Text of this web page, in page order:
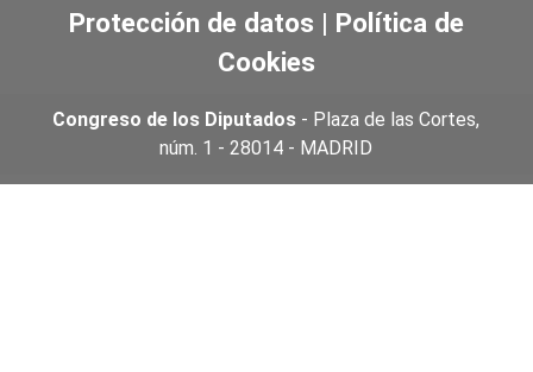
Protección de datos | Política de
Cookies
Congreso de los Diputados - Plaza de las Cortes,
núm. 1 - 28014 - MADRID